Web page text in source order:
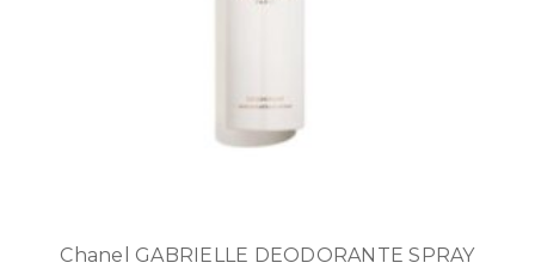
Chanel GABRIELLE DEODORANTE SPRAY